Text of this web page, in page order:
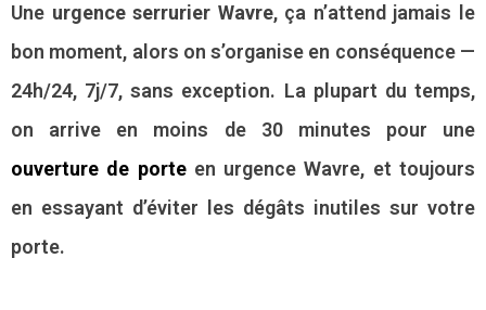
Une urgence serrurier Wavre, ça n’attend jamais le
bon moment, alors on s’organise en conséquence —
24h/24, 7j/7, sans exception. La plupart du temps,
on arrive en moins de 30 minutes pour une
ouverture de porteen urgence Wavre, et toujours
en essayant d’éviter les dégâts inutiles sur votre
porte.